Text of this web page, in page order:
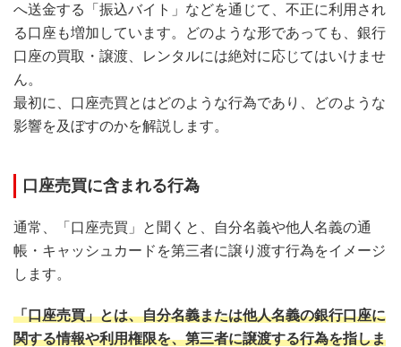
へ送金する「振込バイト」などを通じて、不正に利用され
る口座も増加しています。どのような形であっても、銀行
口座の買取・譲渡、レンタルには絶対に応じてはいけませ
ん。
最初に、口座売買とはどのような行為であり、どのような
影響を及ぼすのかを解説します。
口座売買に含まれる行為
通常、「口座売買」と聞くと、自分名義や他人名義の通
帳・キャッシュカードを第三者に譲り渡す行為をイメージ
します。
「口座売買」とは、自分名義または他人名義の銀行口座に
関する情報や利用権限を、第三者に譲渡する行為を指しま